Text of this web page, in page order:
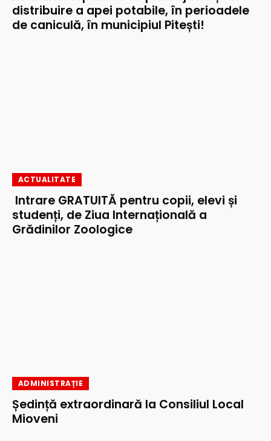
distribuire a apei potabile, în perioadele
de caniculă, în municipiul Pitești!
ACTUALITATE
Intrare GRATUITĂ pentru copii, elevi și
studenți, de Ziua Internațională a
Grădinilor Zoologice
ADMINISTRAȚIE
Ședință extraordinară la Consiliul Local
Mioveni